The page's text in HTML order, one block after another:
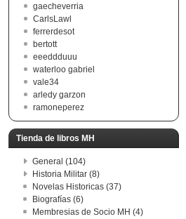
gaecheverria
CarlsLawl
ferrerdesot
bertott
eeeddduuu
waterloo gabriel
vale34
arledy garzon
ramoneperez
Tienda de libros MH
General (104)
Historia Militar (8)
Novelas Historicas (37)
Biografías (6)
Membresias de Socio MH (4)